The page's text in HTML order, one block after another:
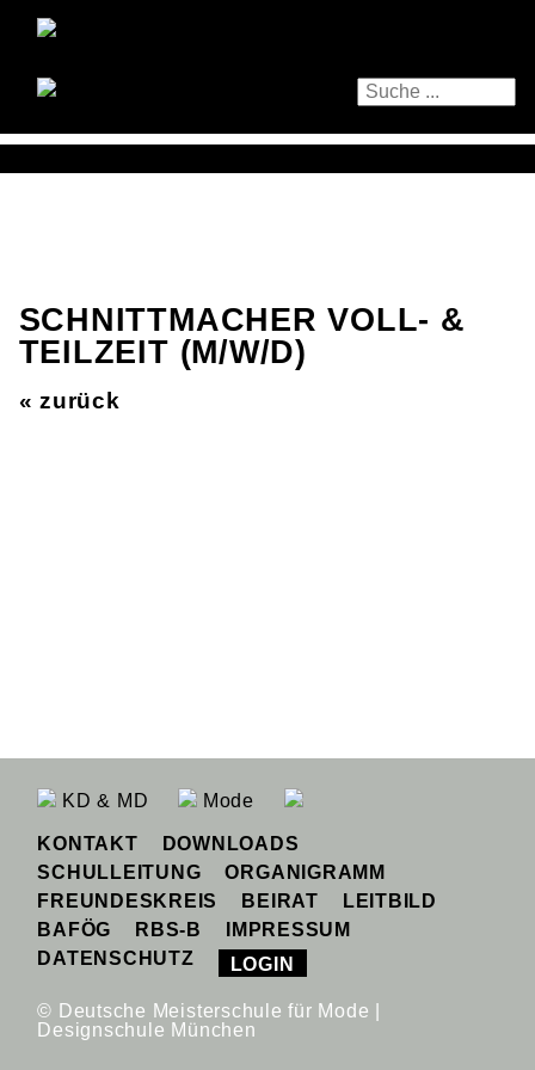
SCHNITTMACHER VOLL- &
TEILZEIT (M/W/D)
« zurück
KD & MD Mode
KONTAKT
DOWNLOADS
SCHULLEITUNG
ORGANIGRAMM
FREUNDESKREIS
BEIRAT
LEITBILD
BAFÖG
RBS-B
IMPRESSUM
DATENSCHUTZ
LOGIN
© Deutsche Meisterschule für Mode |
Designschule München